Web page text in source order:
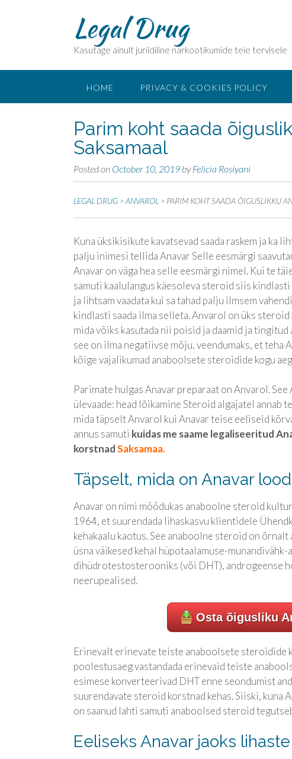
Legal Drug
Kasutage ainult juriidiline narkootikumide teie tervisele
HOME PRIVACY & COOKIES POLICY
Parim koht saada
Saksamaal
Posted on October 10, 2019 byFelicia Rosiyani
LEGAL DRUG >ANVAROL > PARIM KOHT SAADA ÕIGUSLIKKU
Kuna üksikisikute kavatsevad saada raskem ja ka
palju inimesi tellida Anavar Selle eesmärgi
Anavar on väga hea selle eesmärgi nimel. Kui te
samuti kaalulangus käesoleva steroid siis kindlasti
ja lihtsam vaadata kui sa tahad palju ilmsem
kindlasti saada ilma selleta. Anvarol on üks steroid
mida võiks kasutada nii poisid ja daamid ja
see on ilma negatiivse mõju, veendumaks, et teha
kõige vajalikumad anaboolsete steroidide kogu
Parimate hulgas Anavar preparaat on Anvarol. See
ülevaade: head lõikamine Steroid algajatel annab
mida täpselt Anvarol kui Anavar teise eeliseid
annus samuti kuidas me saame legaliseeritud
korstnadSaksamaa.
Täpselt, mida on Anavar
Anavar on nimi mõõdukas anaboolne steroid
1964, et suurendada lihaskasvu klientidele
kehakaalu kaotus. See anaboolne steroid on
üsna väikesed kehal hüpotaalamuse-
dihüdrotestosterooniks (või DHT), androgeense
neerupealised.
Osta õigusliku
Erinevalt erinevate teiste anaboolsete steroidide
poolestusaeg vastandada erinevaid teiste
esimese konverteerivad DHT enne seondumist
suurendavate steroid korstnad kehas. Siiski,
on saanud lahti samuti anaboolsed steroid
Eeliseks Anavar jaoks